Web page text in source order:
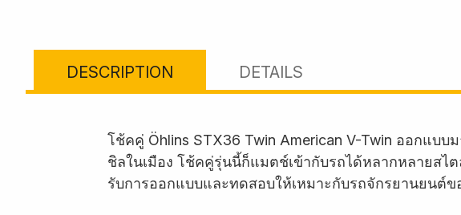
DESCRIPTION DETAILS
โช้คคู่ Öhlins STX36 Twin American V-Twin ออกแบ
ชิลในเมือง โช้คคู่รุ่นนี้ก็แมตช์เข้ากับรถได้หลากหลายสไ
รับการออกแบบและทดสอบให้เหมาะกับรถจักรยานยนต์